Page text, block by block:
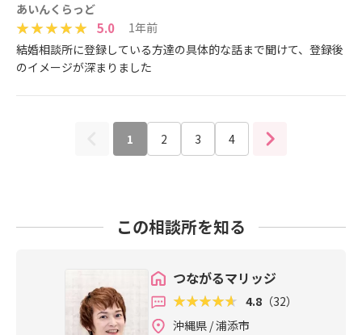
あいんくらっど
5.0
1年前
結婚相談所に登録している方達の具体的な話まで聞けて、登録後
のイメージが深まりました
1 2 3 4
この相談所を知る
つながるマリッジ
4.8 （32）
沖縄県 / 浦添市